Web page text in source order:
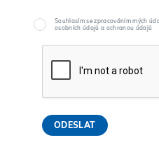
Souhlasím se zpracováním mých
osobních údajů a ochranou údajů